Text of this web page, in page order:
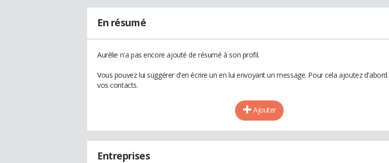
En résumé
Aurélie n'a pas encore ajouté de résumé à son profil.
Vous pouvez lui suggérer d'en écrire un en lui envoyant un message. Pour cela ajoutez d'abord
vos contacts.
Ajouter
Entreprises